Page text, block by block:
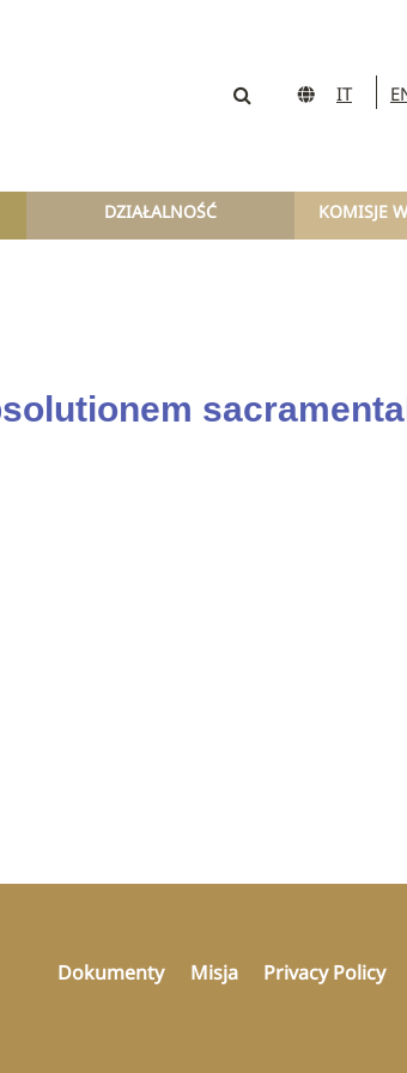
IT
DZIAŁALNOŚĆ KOMISJE
Dokumenty Misja Privacy Policy